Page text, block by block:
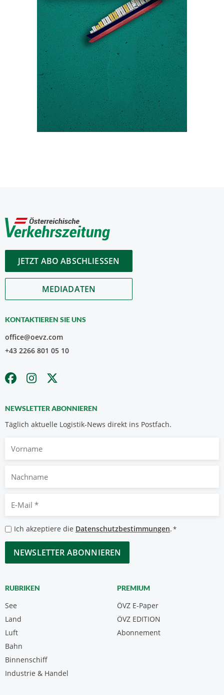
JETZT ABO ABSCHLIESSEN
MEDIADATEN
KONTAKTIEREN SIE UNS
office@oevz.com
+43 2266 801 05 10
NEWSLETTER ABONNIEREN
Täglich aktuelle Logistik-News direkt ins Postfach.
Nachname
Mail
*
Datenschutzbestimmungen
*
Ich akzeptiere die Datenschutzbestimmungen.*
CAPTCHA
RUBRIKEN
See
Land
Luft
Bahn
Binnenschiff
Industrie & Handel
PREMIUM
ÖVZ E-Paper
Abonnement
ÖVZ EDITION